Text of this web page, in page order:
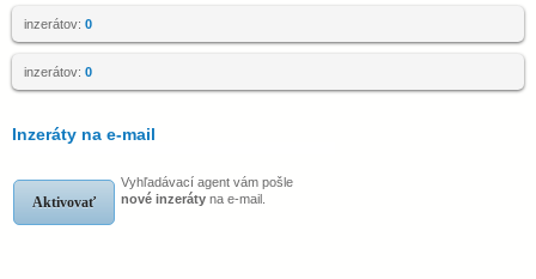
inzerátov: 0
inzerátov: 0
Inzeráty na e-mail
Aktivovať
Vyhľadávací agent vám pošle
nové inzeráty na e-mail.